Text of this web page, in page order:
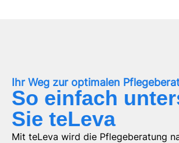
Ihr Weg zur optimalen
So einfach
Sie teLeva
Mit teLeva wird die Pflegeberatung